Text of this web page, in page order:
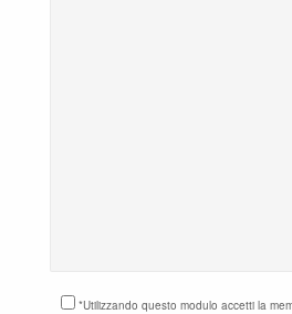
*Utilizzando questo modulo accetti la